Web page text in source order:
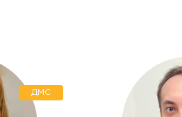
ДМС
Если Вам необходима
необходимые услуги с выездом